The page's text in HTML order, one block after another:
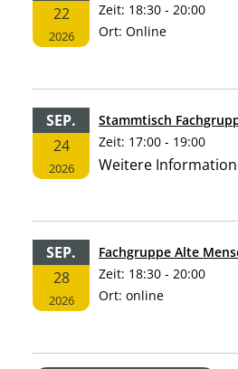
22
2026
Zeit: 18:30 - 20:00
Ort: Online
SEP.
24
2026
Stammtisch
Zeit: 17:00 - 19:00
Weitere
SEP.
28
2026
Fachgruppe Alte
Zeit: 18:30 - 20:00
Ort: online